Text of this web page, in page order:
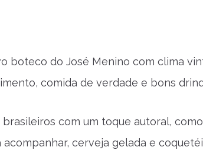
boteco do José Menino com clima
comida de verdade e bons
com um toque autoral,
cerveja gelada e